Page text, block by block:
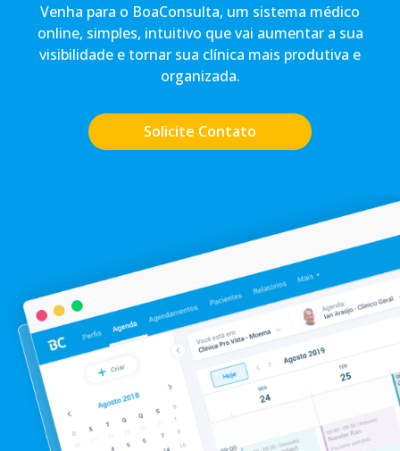
Venha para o BoaConsulta, um sistema médico
online, simples, intuitivo que vai aumentar a sua
visibilidade e tornar sua clínica mais produtiva e
organizada.
Solicite Contato